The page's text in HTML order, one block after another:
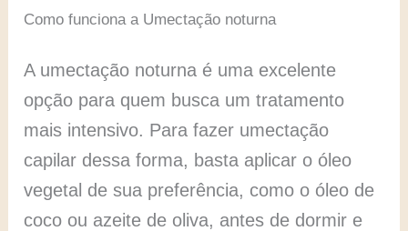
Como funciona a Umectação noturna
A umectação noturna é uma excelente
opção para quem busca um tratamento
mais intensivo. Para fazer umectação
capilar dessa forma, basta aplicar o óleo
vegetal de sua preferência, como o óleo de
coco ou azeite de oliva, antes de dormir e